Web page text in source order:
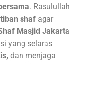
. Rasulullah
shaf agar
Masjid Jakarta
yang selaras
dan menjaga